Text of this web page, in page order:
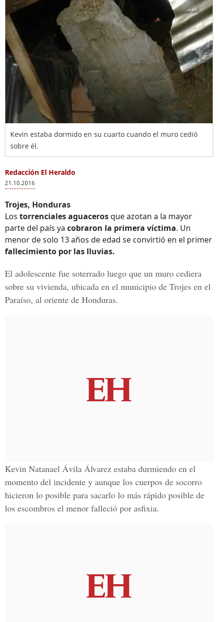
Kevin estaba dormido en su cuarto cuando el muro cedió
sobre él.
Redacción El Heraldo
21.10.2016
Trojes, Honduras
Los torrenciales aguacerosque azotan a la mayor
parte del país ya cobraron la primera víctima. Un
menor de solo 13 años de edad se convirtió en el primer
fallecimiento por las lluvias.
El adolescente fue soterrado luego que un muro cediera
sobre su vivienda, ubicada en el municipio de Trojes en el
Paraíso, al oriente de Honduras.
Kevin Natanael Ávila Álvarez estaba durmiendo en el
momento del incidente y aunque los cuerpos de socorro
hicieron lo posible para sacarlo lo más rápido posible de
los escombros el menor falleció por asfixia.